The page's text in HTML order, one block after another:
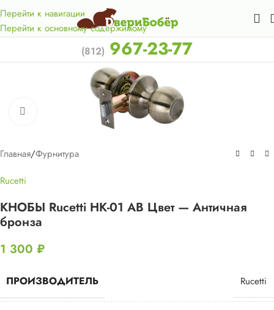
Перейти к навигации
Перейти к основному содержимому
км. от КАД.
(812) 967-23-77
Нажмите, чтобы увеличить
Главная/Фурнитура
Rucetti
КНОБЫ Rucetti HK-01 АВ Цвет — Античная
бронза
1 300 ₽
ПРОИЗВОДИТЕЛЬ Rucetti